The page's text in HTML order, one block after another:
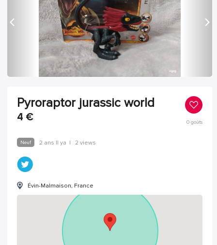
Pyroraptor jurassic world
4 € 0goûts
Neuf 2 ans Il ya | 2 views
Évin-Malmaison, France